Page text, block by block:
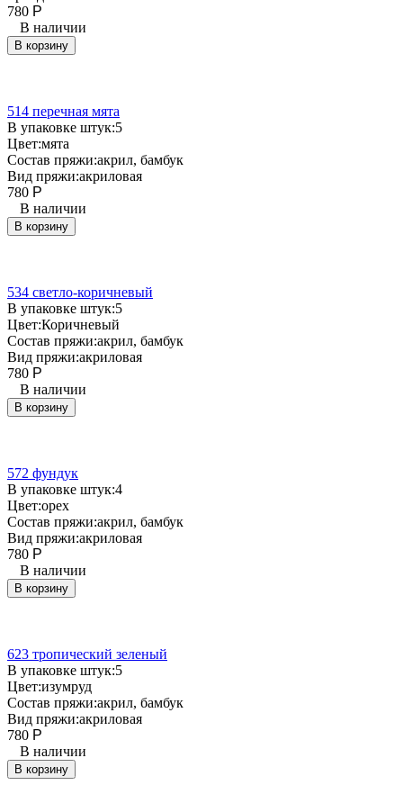
780 Р
В наличии
В корзину
514 перечная мята
В упаковке штук:5
Цвет:мята
Состав пряжи:акрил, бамбук
Вид пряжи:акриловая
780 Р
В наличии
В корзину
534 светло-коричневый
В упаковке штук:5
Цвет:Коричневый
Состав пряжи:акрил, бамбук
Вид пряжи:акриловая
780 Р
В наличии
В корзину
572 фундук
В упаковке штук:4
Цвет:орех
Состав пряжи:акрил, бамбук
Вид пряжи:акриловая
780 Р
В наличии
В корзину
623 тропический зеленый
В упаковке штук:5
Цвет:изумруд
Состав пряжи:акрил, бамбук
Вид пряжи:акриловая
780 Р
В наличии
В корзину